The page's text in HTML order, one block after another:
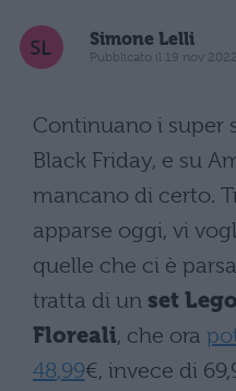
Simone Lelli
Pubblicato il 19 nov 2022
Continuano i super
Black Friday, e su
mancano di certo.
apparse oggi, vi
quelle che ci è
tratta di un set
Floreali, che ora
48,99€, invece di 69,